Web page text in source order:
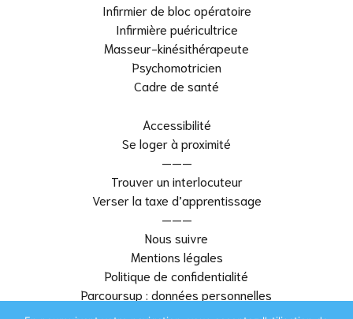
Infirmier de bloc opératoire
Infirmière puéricultrice
Masseur-kinésithérapeute
Psychomotricien
Cadre de santé
Accessibilité
Se loger à proximité
———
Trouver un interlocuteur
Verser la taxe d’apprentissage
———
Nous suivre
Mentions légales
Politique de confidentialité
Parcoursup : données personnelles
———